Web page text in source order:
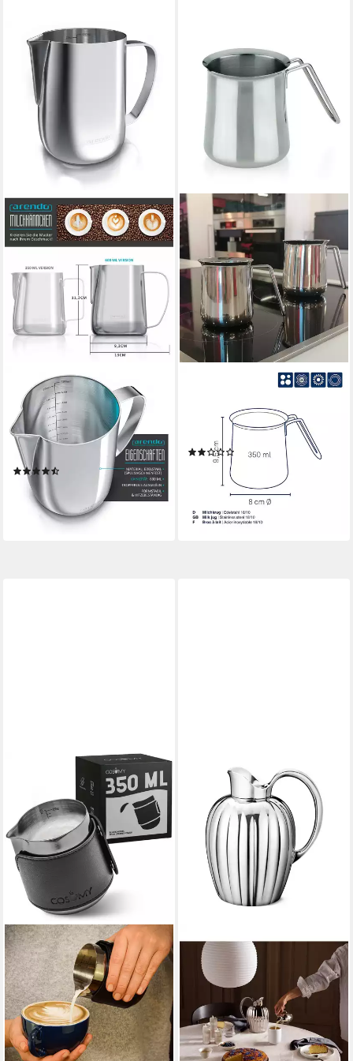
ARENDO
Milchkännchen, 0,6 l,
Edelstahl, mit Messskala,
Milchkanne zum Aufschäumen
von Milchschaum
19,95 € 29,99 €
-33%
lieferbar - in 2-3 Werktagen bei dir
spülmaschinengeeignet, 0,35
(1)
ab 13,95 €
lieferbar - in 3-4 Werktagen bei dir